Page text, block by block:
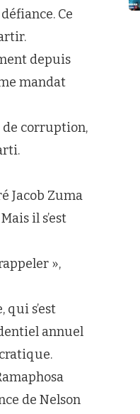
Ce
depuis
mandat
de corruption,
Jacob Zuma
il s’est
»,
qui s’est
annuel
de Nelson